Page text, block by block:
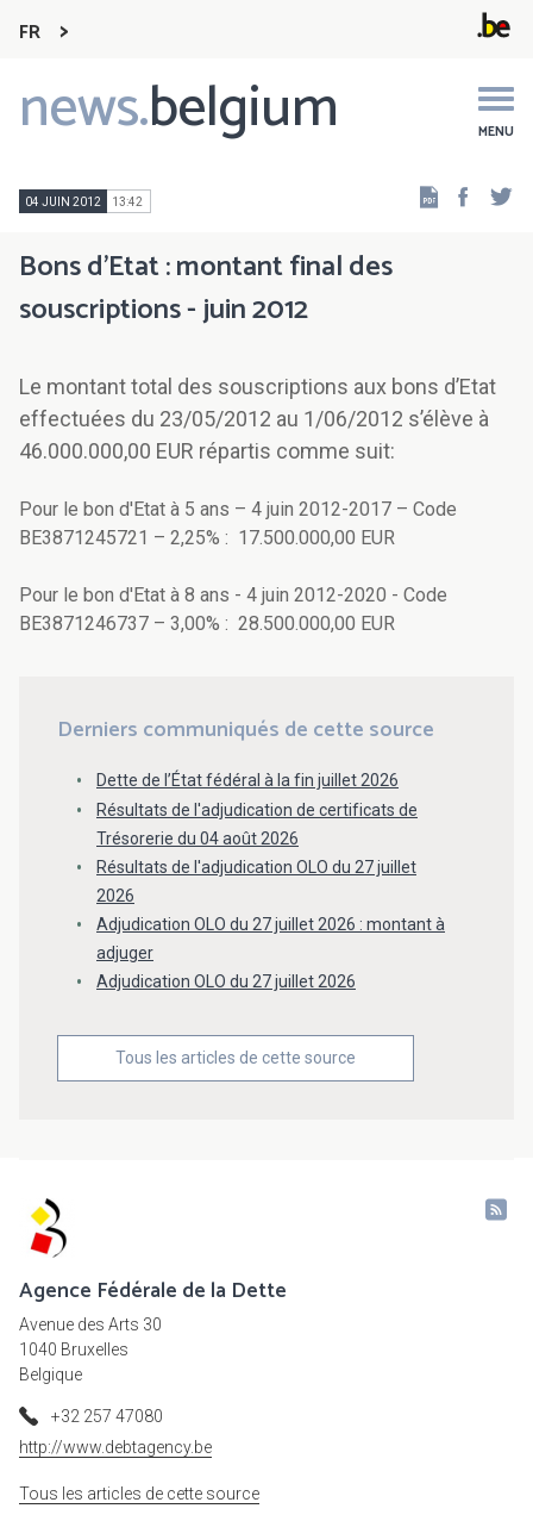
FR
news.belgium MENU
Main
navigation
04 JUIN 2012 13:42
Bons d'Etat : montant final des
souscriptions - juin 2012
Le montant total des souscriptions aux bons d’Etat
effectuées du 23/05/2012 au 1/06/2012 s’élève à
46.000.000,00 EUR répartis comme suit:
Pour le bon d'Etat à 5 ans – 4 juin 2012-2017 – Code
BE3871245721 – 2,25% : 17.500.000,00 EUR
Pour le bon d'Etat à 8 ans - 4 juin 2012-2020 - Code
BE3871246737 – 3,00% : 28.500.000,00 EUR
Derniers communiqués de cette source
Dette de l’État fédéral à la fin juillet 2026
Résultats de l'adjudication de certificats de
Trésorerie du 04 août 2026
Résultats de l'adjudication OLO du 27 juillet
2026
Adjudication OLO du 27 juillet 2026 : montant à
adjuger
Adjudication OLO du 27 juillet 2026
Tous les articles de cette source
Agence Fédérale de la Dette
Avenue des Arts 30
1040 Bruxelles
Belgique
+32 257 47080
http://www.debtagency.be
Tous les articles de cette source